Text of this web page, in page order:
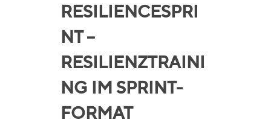
RESILIENCESPRI
NT –
RESILIENZTRAINI
NG IM SPRINT-
FORMAT